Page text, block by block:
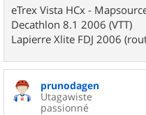
eTrex Vista HCx -
Decathlon 8.1 2006 (VTT)
Lapierre Xlite FDJ 2006
prunodagen
Utagawiste
passionné